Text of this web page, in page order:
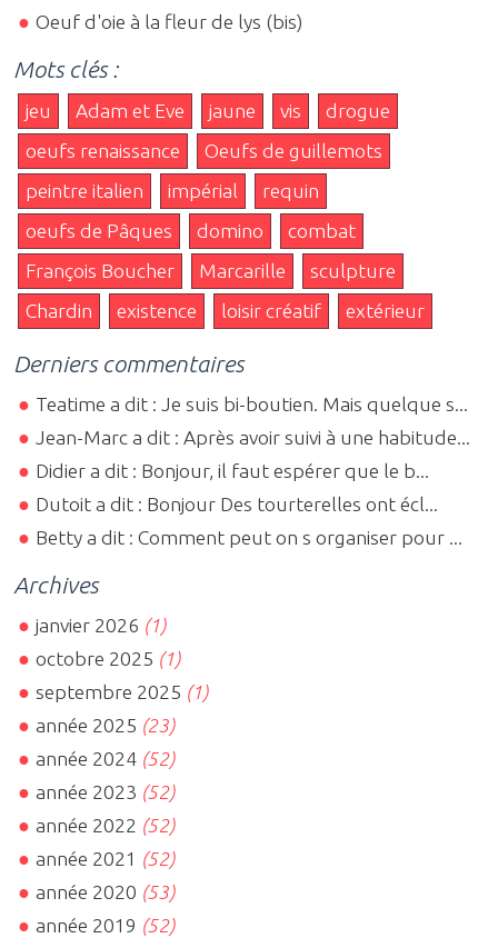
Oeuf d'oie à la fleur de lys (bis)
Mots clés :
jeu Adam et Eve jaune vis
drogue
oeufs renaissance
Oeufs de guillemots
peintre italien
impérial
requin
oeufs de Pâques
domino
combat
François Boucher
Marcarille
sculpture
Chardin
existence loisir créatif extérieur
Derniers commentaires
Teatime a dit : Je suis bi-boutien. Mais quelque s...
Jean-Marc a dit : Après avoir suivi à une habitude...
Didier a dit : Bonjour, il faut espérer que le b...
Dutoit a dit : Bonjour Des tourterelles ont écl...
Betty a dit : Comment peut on s organiser pour ...
Archives
janvier 2026 (1)
octobre 2025 (1)
septembre 2025 (1)
année 2025 (23)
année 2024 (52)
année 2023 (52)
année 2022 (52)
année 2021 (52)
année 2020 (53)
année 2019 (52)